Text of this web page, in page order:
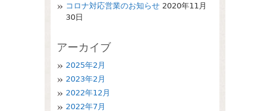
コロナ対応営業のお知らせ 2020年11月
30日
アーカイブ
2025年2月
2023年2月
2022年12月
2022年7月